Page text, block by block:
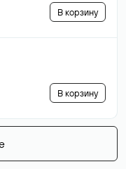
В корзину
В корзину